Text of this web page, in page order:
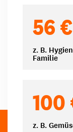
56 €
z. B.
Familie
100
z. B.